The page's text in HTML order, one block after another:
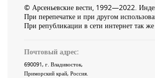
© Арсеньевские вести, 1992—2022.
При перепечатке и при другом
При републикации в сети интернет так
Почтовый адрес:
690091, г. Владивосток,
Приморский край, Россия.